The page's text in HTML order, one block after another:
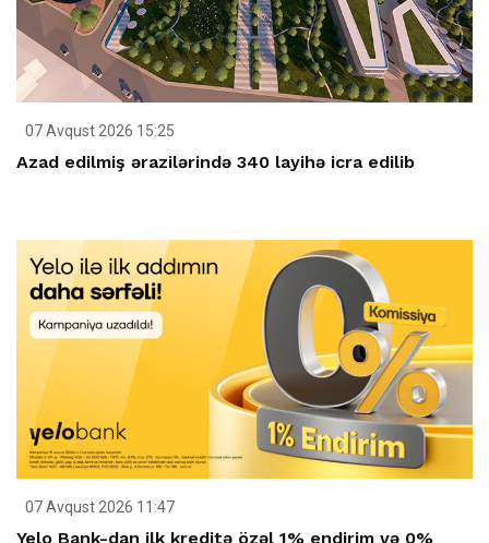
07 Avqust 2026 15:25
Azad edilmiş ərazilərində 340 layihə icra edilib
07 Avqust 2026 11:47
Yelo Bank-dan ilk kreditə özəl 1% endirim və 0%